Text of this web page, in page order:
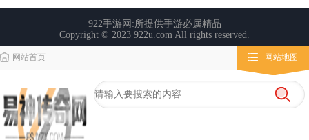
网站首页 网站地图
栏目导航
微变传奇